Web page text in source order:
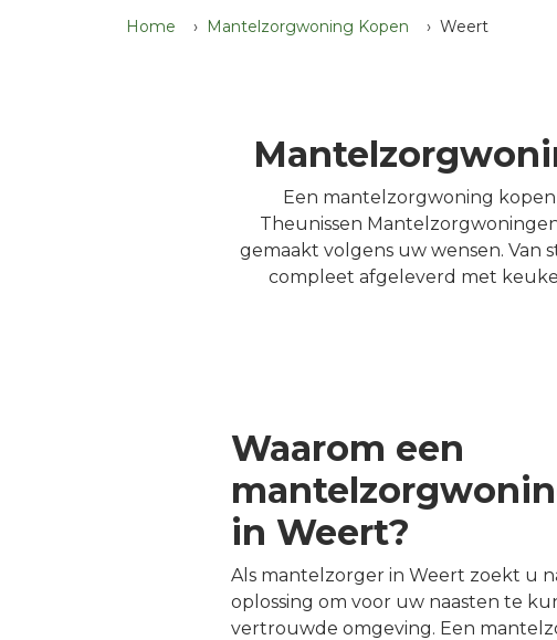
Home Mantelzorgwoning Kopen Weert
Een mantelzorgwoning
Theunissen
gemaakt volgens uw wensen. Van
compleet afgeleverd met
Waarom een
in Weert?
Als mantelzorger in Weert zoekt u
oplossing om voor uw naasten te
vertrouwde omgeving. Een